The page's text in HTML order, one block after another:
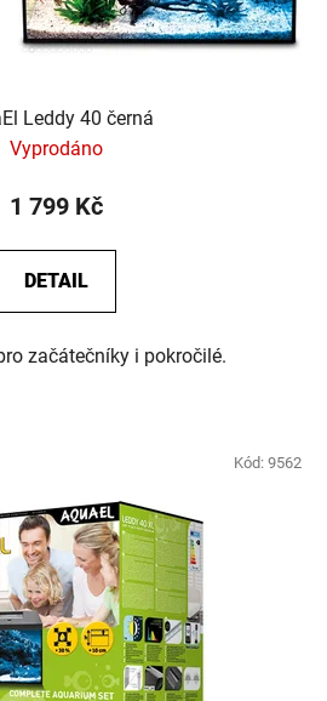
Leddy 40 černá
Vyprodáno
1 799 Kč
DETAIL
začátečníky i pokročilé.
Kód: 9562